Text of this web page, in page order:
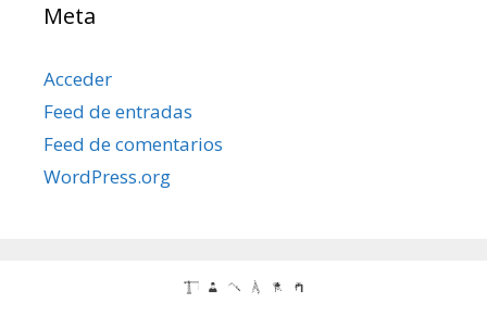
Meta
Acceder
Feed de entradas
Feed de comentarios
WordPress.org